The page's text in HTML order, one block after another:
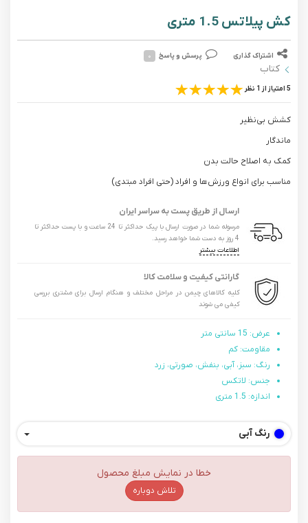
کش پیلاتس 1.5 متری
اشتراک گذاری پرسش و پاسخ ۰
کتاب
5 امتیاز از 1 نظر
کشش بی‌نظیر
ماندگار
کمک به اصلاح حالت بدن
مناسب برای انواع ورزش‌ها و افراد (حتی افراد مبتدی)
ارسال از طریق پست به سراسر ایران
مرسوله شما در صورت ارسال با پیک حداکثر تا 24 ساعت و با پست حداکثر تا
4 روز به دست شما خواهد رسید.
اطلاعات بیشتر
گارانتی کیفیت و سلامت کالا
کلیه کالاهای چیمن در مراحل مختلف و هنگام ارسال برای مشتری بررسی
کیفی می شوند
عرض: 15 سانتی متر
مقاومت: کم
رنگ: سبز، آبی، بنفش، صورتی، زرد
جنس: لاتکس
اندازه: 1.5 متری
رنگ آبی
خطا در نمایش مبلغ محصول
تلاش دوباره